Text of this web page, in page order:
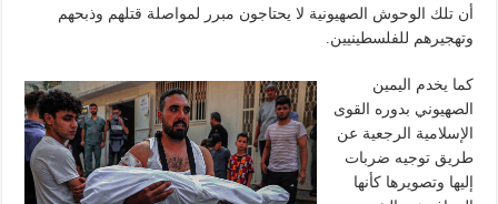
أن تلك الوحوش الصهيونية لا يحتاجون مبرر لمواصلة قتلهم وذبحهم
وتهجيرهم للفلسطينيين.
كما يخدم اليمين
الصهيوني بدوره القوى
الإسلامية الرجعية عن
طريق توجيه ضربات
إليها وتصويرها كأنها